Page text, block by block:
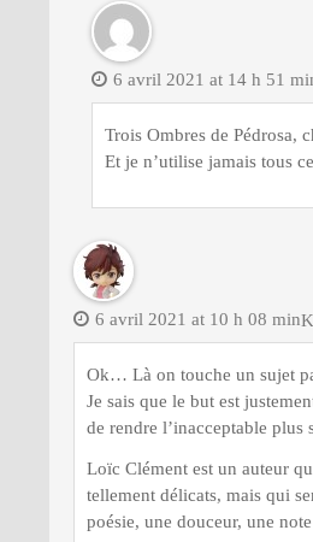
6 avril 2021 at 14 h 51
Trois Ombres de Pédrosa,
Et je n’utilise jamais tous
6 avril 2021 at 10 h 08 min
Ok… Là on touche un sujet
Je sais que le but est
de rendre l’inacceptable
Loïc Clément est un auteur
tellement délicats, mais qui
poésie, une douceur, une